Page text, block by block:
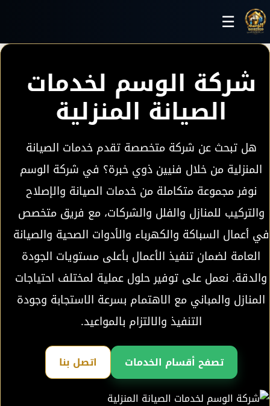
تخطي إلى المحتوى الرئيسي
☰
شركة الوسم لخدمات
الصيانة المنزلية
هل تبحث عن شركة متخصصة تقدم خدمات الصيانة
المنزلية من خلال فنيين ذوي خبرة؟ في شركة الوسم
نوفر مجموعة متكاملة من خدمات الصيانة والإصلاح
والتركيب للمنازل والفلل والشركات، مع فريق متخصص
في أعمال السباكة والكهرباء والأدوات الصحية والصيانة
العامة لضمان تنفيذ الأعمال بأعلى مستويات الجودة
والدقة. نعمل على توفير حلول عملية لمختلف احتياجات
المنازل والمباني مع الاهتمام بسرعة الاستجابة وجودة
التنفيذ والالتزام بالمواعيد.
تصفح أقسام الخدمات اتصل بنا